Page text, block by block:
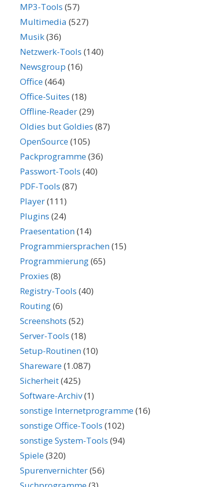
MP3-Tools (57)
Multimedia (527)
Musik(36)
Netzwerk-Tools (140)
Newsgroup (16)
Office(464)
Office-Suites (18)
Offline-Reader(29)
Oldies but Goldies (87)
OpenSource(105)
Packprogramme(36)
Passwort-Tools (40)
PDF-Tools (87)
Player(111)
Plugins (24)
Praesentation(14)
Programmiersprachen(15)
Programmierung(65)
Proxies (8)
Registry-Tools (40)
Routing(6)
Screenshots (52)
Server-Tools (18)
Setup-Routinen(10)
Shareware(1.087)
Sicherheit(425)
Software-Archiv(1)
sonstige Internetprogramme(16)
sonstige Office-Tools (102)
sonstige System-Tools (94)
Spiele(320)
Spurenvernichter(56)